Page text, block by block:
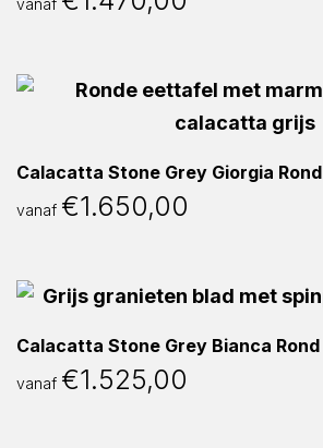
vanaf
Calacatta Stone Grey Giorgia Rond
vanaf €1.650,00
Calacatta Stone Grey Bianca Rond
vanaf €1.525,00